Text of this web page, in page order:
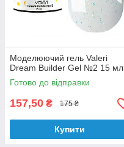
Моделюючий гель Valeri
Dream Builder Gel №2 15 мл
Готово до відправки
157,50 ₴ 175 ₴
Купити